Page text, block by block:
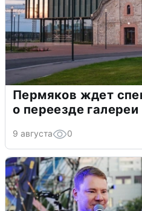
Пермяков ждет
о переезде галереи
9 августа 0